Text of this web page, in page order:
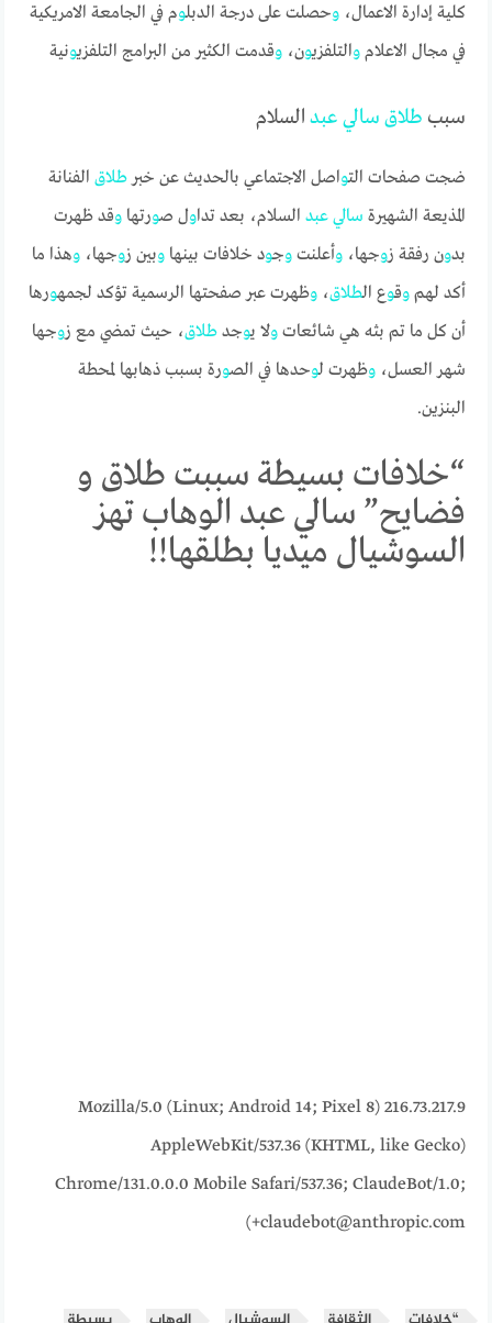
كلية إدارة الاعمال،وحصلت على درجة الدبلوم في الجامعة الامريكية
في مجال الاعلاموالتلفزيون،وقدمت الكثير من البرامج التلفزيونية
سبب طلاق سالي عبد السلام
ضجت صفحات التواصل الاجتماعي بالحديث عن خبرطلاق الفنانة
المذيعة الشهيرة سالي عبد السلام، بعد تداول صورتهاوقد ظهرت
بدون رفقة زوجها،وأعلنتوجود خلافات بينهاوبين زوجها،وهذا ما
أكد لهموقوع الطلاق،وظهرت عبر صفحتها الرسمية تؤكد لجمهورها
أن كل ما تم بثه هي شائعاتولا يوجدطلاق، حيث تمضي مع زوجها
شهر العسل،وظهرت لوحدها في الصورة بسبب ذهابها لمحطة
البنزين.
“خلافات بسيطة سببت طلاق و
فضايح” سالي عبد الوهاب تهز
السوشيال ميديا بطلقها!!
216.73.217.9 Mozilla/5.0 (Linux; Android 14; Pixel 8)
AppleWebKit/537.36 (KHTML, like Gecko)
Chrome/131.0.0.0 Mobile Safari/537.36; ClaudeBot/1.0;
+claudebot@anthropic.com)